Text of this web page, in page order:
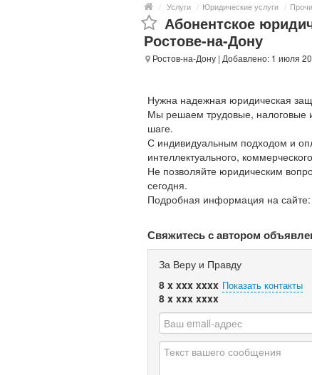
/ Услуги / Юридические услуги /
Абонентское
Ростове-на-Дону
Ростов-на-Дону | Добавлено: 1 июля
Нужна надежная юридическая
Мы решаем трудовые, налоговые
шаге.
С индивидуальным подходом и
интеллектуального,
Не позволяйте юридическим
сегодня.
Подробная информация на сайте:
Свяжитесь с автором
За Веру и Правду
8 x xxx xxxx Показать контакты
8 x xxx xxxx